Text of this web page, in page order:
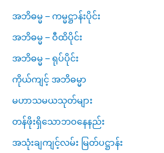
အဘိဓမ္မ – ကမ္မဋ္ဌာန်းပိုင်း
အဘိဓမ္မ – ဝီထိပိုင်း
အဘိဓမ္မ – ရုပ်ပိုင်း
ကိုယ်ကျင့် အဘိဓမ္မာ
မဟာသမယသုတ်များ
တန်ဖိုးရှိသောဘဝနေနည်း
အသုံးချကျင့်လမ်း မြတ်ပဋ္ဌာန်း